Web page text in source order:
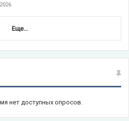
Еще...
нет доступных опросов.